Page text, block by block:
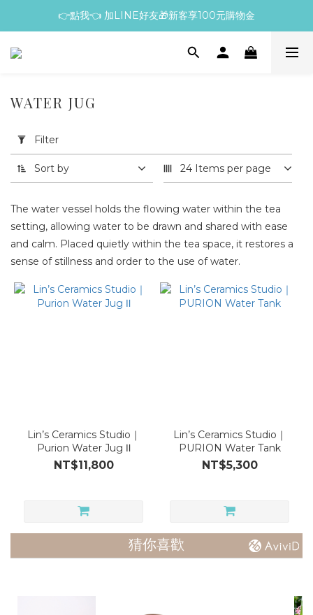
👉點我👈 加LINE好友🎁新客享100元購物金
Filter
(0/20)
Range
(NT$)
PURION
(1)
WATER JUG
Filter
Sort by 24 Items per page
The water vessel holds the flowing water within the tea
setting, allowing water to be drawn and shared with ease
and calm. Placed quietly within the tea space, it restores a
sense of stillness and order to the use of water.
Lin’s Ceramics Studio｜
Purion Water Jug Ⅱ
NT$11,800
Lin’s Ceramics Studio｜
PURION Water Tank
NT$5,300
猜你喜歡